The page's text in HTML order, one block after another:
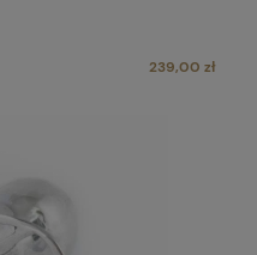
239,00 zł